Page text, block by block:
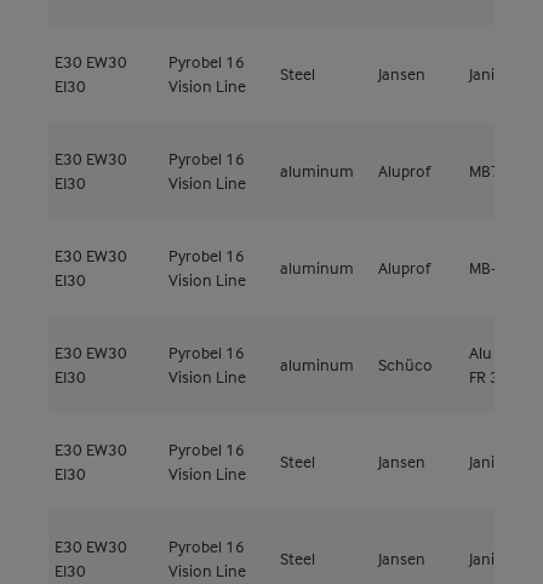
E30 EW30
EI30
Pyrobel 16
Vision Line
Steel Jansen Janisol 2
E30 EW30
EI30
Pyrobel 16
Vision Line
aluminum Aluprof MB78EI
E30 EW30
EI30
Pyrobel 16
Vision Line
aluminum Aluprof MB-78EI
E30 EW30
EI30
Pyrobel 16
Vision Line
aluminum Schüco
Alu ADS
FR 30
E30 EW30
EI30
Pyrobel 16
Vision Line
Steel Jansen Janisol 2
E30 EW30
EI30
Pyrobel 16
Vision Line
Steel Jansen Janisol 2